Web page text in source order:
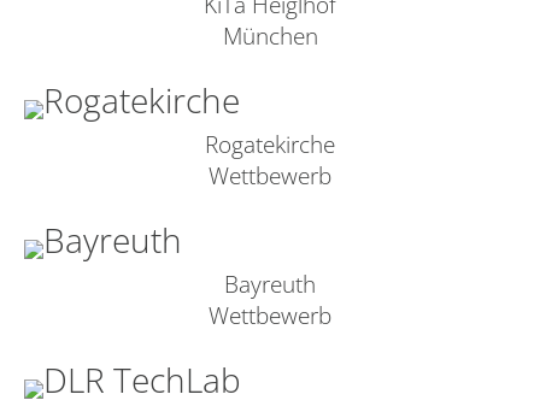
München
Rogatekirche
Wettbewerb
Bayreuth
Wettbewerb